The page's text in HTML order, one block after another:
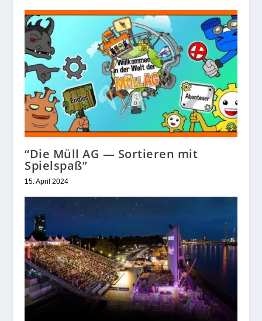
“Die Müll AG — Sortieren mit
Spielspaß”
15. April 2024